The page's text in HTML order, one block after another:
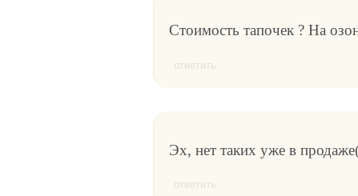
Стоимость тапочек ? На
ответить
Эх, нет таких уже в
ответить